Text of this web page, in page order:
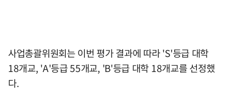
사업총괄위원회는 이번 평가 결과에 따라 'S'등급 대학
18개교, 'A'등급 55개교, 'B'등급 대학 18개교를 선정했
다.